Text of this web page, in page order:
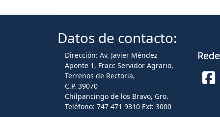
Datos de contacto:
Dirección: Av. Javier Méndez
Aponte 1, Fracc Servidor Agrario,
Terrenos de Rectoria,
C.P. 39070
Chilpancingo de los Bravo, Gro.
Teléfono: 747 471 9310 Ext: 3000